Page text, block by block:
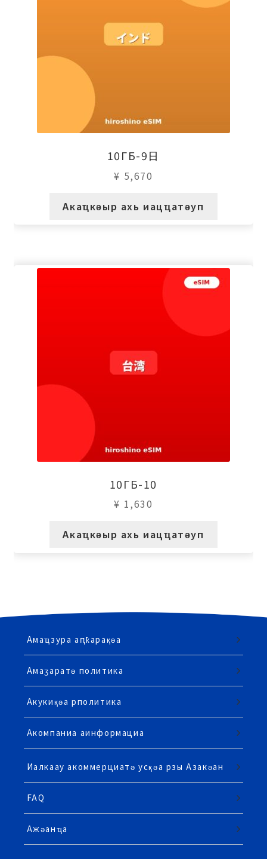
10ГБ-9日
¥ 5,670
Акаҵкәыр ахь иацҵатәуп
10ГБ-10
¥ 1,630
Акаҵкәыр ахь иацҵатәуп
Амаҵзура аԥҟарақәа
Амаӡаратә политика
Акукиқәа рполитика
Акомпаниа аинформациа
Иалкаау акоммерциатә усқәа рзы Азакәан
FAQ
Ажәанҵа